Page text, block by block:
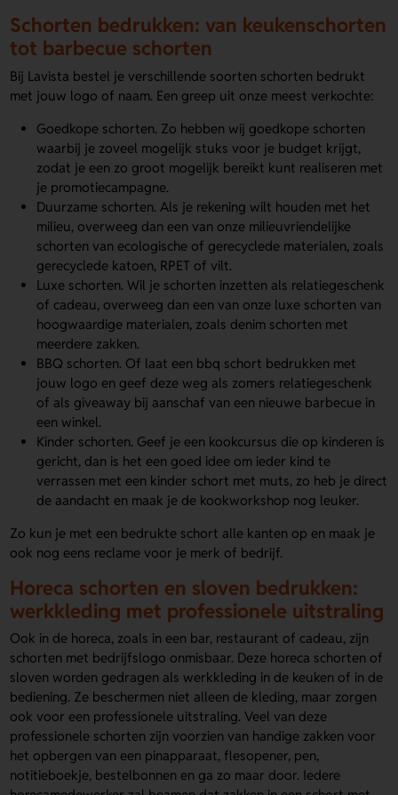
Schorten bedrukken: van keukenschorten
tot barbecue schorten
Bij Lavista bestel je verschillende soorten schorten bedrukt
met jouw logo of naam. Een greep uit onze meest verkochte:
Goedkope schorten. Zo hebben wij goedkope schorten
waarbij je zoveel mogelijk stuks voor je budget krijgt,
zodat je een zo groot mogelijk bereikt kunt realiseren met
je promotiecampagne.
Duurzame schorten. Als je rekening wilt houden met het
milieu, overweeg dan een van onze milieuvriendelijke
schorten van ecologische of gerecyclede materialen, zoals
gerecyclede katoen, RPET of vilt.
Luxe schorten. Wil je schorten inzetten als relatiegeschenk
of cadeau, overweeg dan een van onze luxe schorten van
hoogwaardige materialen, zoals denim schorten met
meerdere zakken.
BBQ schorten. Of laat een bbq schort bedrukken met
jouw logo en geef deze weg als zomers relatiegeschenk
of als giveaway bij aanschaf van een nieuwe barbecue in
een winkel.
Kinder schorten. Geef je een kookcursus die op kinderen is
gericht, dan is het een goed idee om ieder kind te
verrassen met een kinder schort met muts, zo heb je direct
de aandacht en maak je de kookworkshop nog leuker.
Zo kun je met een bedrukte schort alle kanten op en maak je
ook nog eens reclame voor je merk of bedrijf.
Horeca schorten en sloven bedrukken:
werkkleding met professionele uitstraling
Ook in de horeca, zoals in een bar, restaurant of cadeau, zijn
schorten met bedrijfslogo onmisbaar. Deze horeca schorten of
sloven worden gedragen als werkkleding in de keuken of in de
bediening. Ze beschermen niet alleen de kleding, maar zorgen
ook voor een professionele uitstraling. Veel van deze
professionele schorten zijn voorzien van handige zakken voor
het opbergen van een pinapparaat, flesopener, pen,
notitieboekje, bestelbonnen en ga zo maar door. Iedere